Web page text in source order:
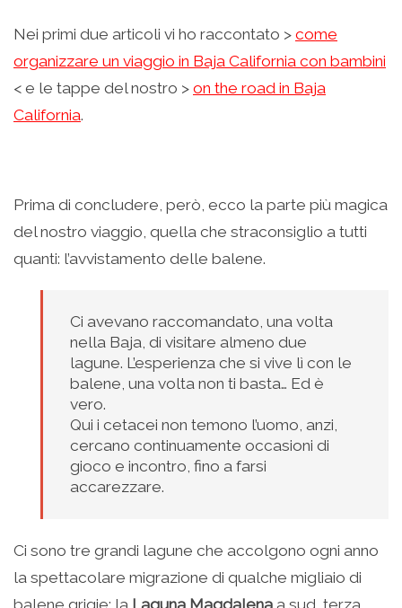
Nei primi due articoli vi ho raccontato > come
organizzare un viaggio in Baja California con bambini
< e le tappe del nostro > on the road in Baja
California.
Prima di concludere, però, ecco la parte più magica
del nostro viaggio, quella che straconsiglio a tutti
quanti: l’avvistamento delle balene.
Ci avevano raccomandato, una volta
nella Baja, di visitare almeno due
lagune. L’esperienza che si vive lì con le
balene, una volta non ti basta… Ed è
vero.
Qui i cetacei non temono l’uomo, anzi,
cercano continuamente occasioni di
gioco e incontro, fino a farsi
accarezzare.
Ci sono tre grandi lagune che accolgono ogni anno
la spettacolare migrazione di qualche migliaio di
balene grigie: la Laguna Magdalenaa sud, terza